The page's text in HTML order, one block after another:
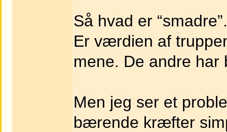
Så hvad er
Er værdien af
mene. De andre har
Men jeg ser et
bærende kræfter